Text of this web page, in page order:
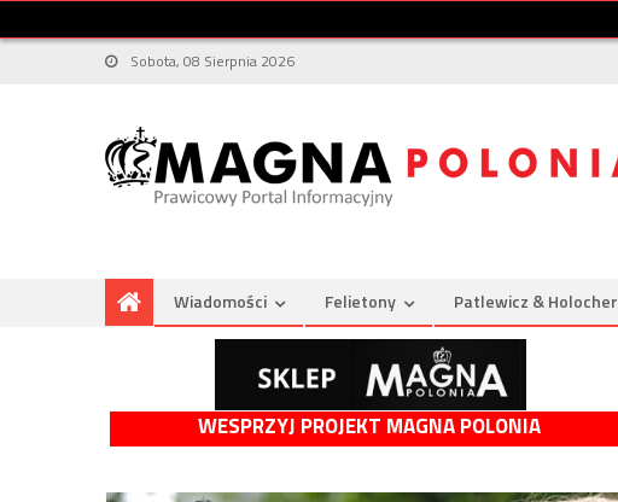
Sobota, 08 Sierpnia 2026
Wiadomości Felietony Patlewicz & Holocher
WESPRZYJ PROJEKT MAGNA POLONIA